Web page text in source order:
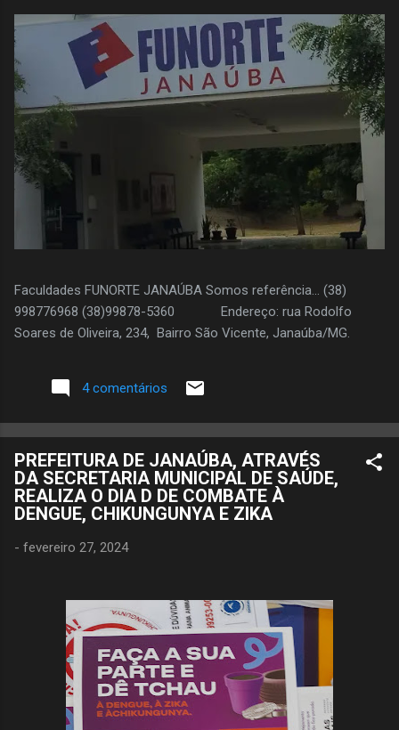
Faculdades FUNORTE JANAÚBA Somos referência... (38)
998776968 (38)99878-5360 Endereço: rua Rodolfo
Soares de Oliveira, 234, Bairro São Vicente, Janaúba/MG.
4 comentários
PREFEITURA DE JANAÚBA, ATRAVÉS
DA SECRETARIA MUNICIPAL DE SAÚDE,
REALIZA O DIA D DE COMBATE À
DENGUE, CHIKUNGUNYA E ZIKA
- fevereiro 27, 2024